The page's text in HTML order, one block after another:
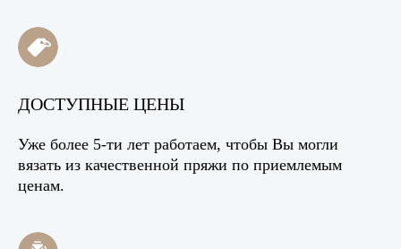
ДОСТУПНЫЕ ЦЕНЫ
Уже более 5-ти лет работаем, чтобы Вы могли
вязать из качественной пряжи по приемлемым
ценам.